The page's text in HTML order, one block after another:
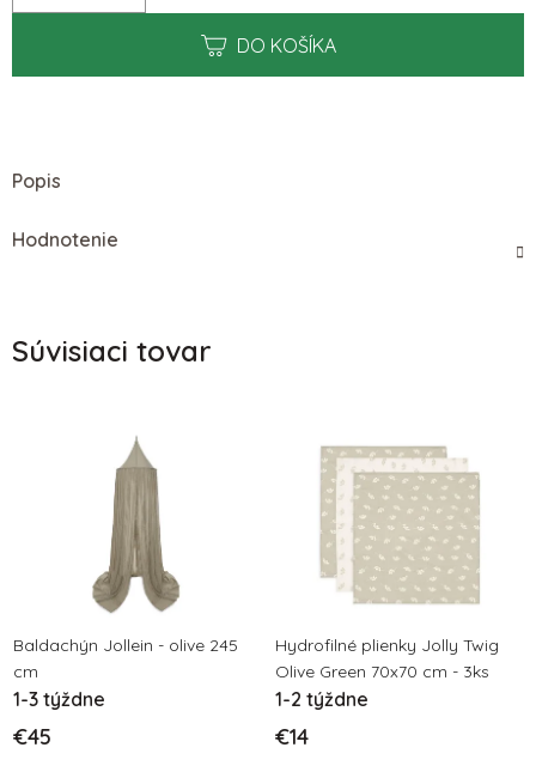
DO KOŠÍKA
Popis
Hodnotenie
Súvisiaci tovar
Baldachýn Jollein - olive 245
cm
1-3 týždne
€45
Hydrofilné plienky Jolly Twig
Olive Green 70x70 cm - 3ks
1-2 týždne
€14